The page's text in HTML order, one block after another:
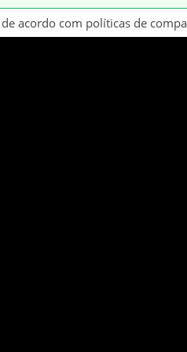
acordo com políticas de